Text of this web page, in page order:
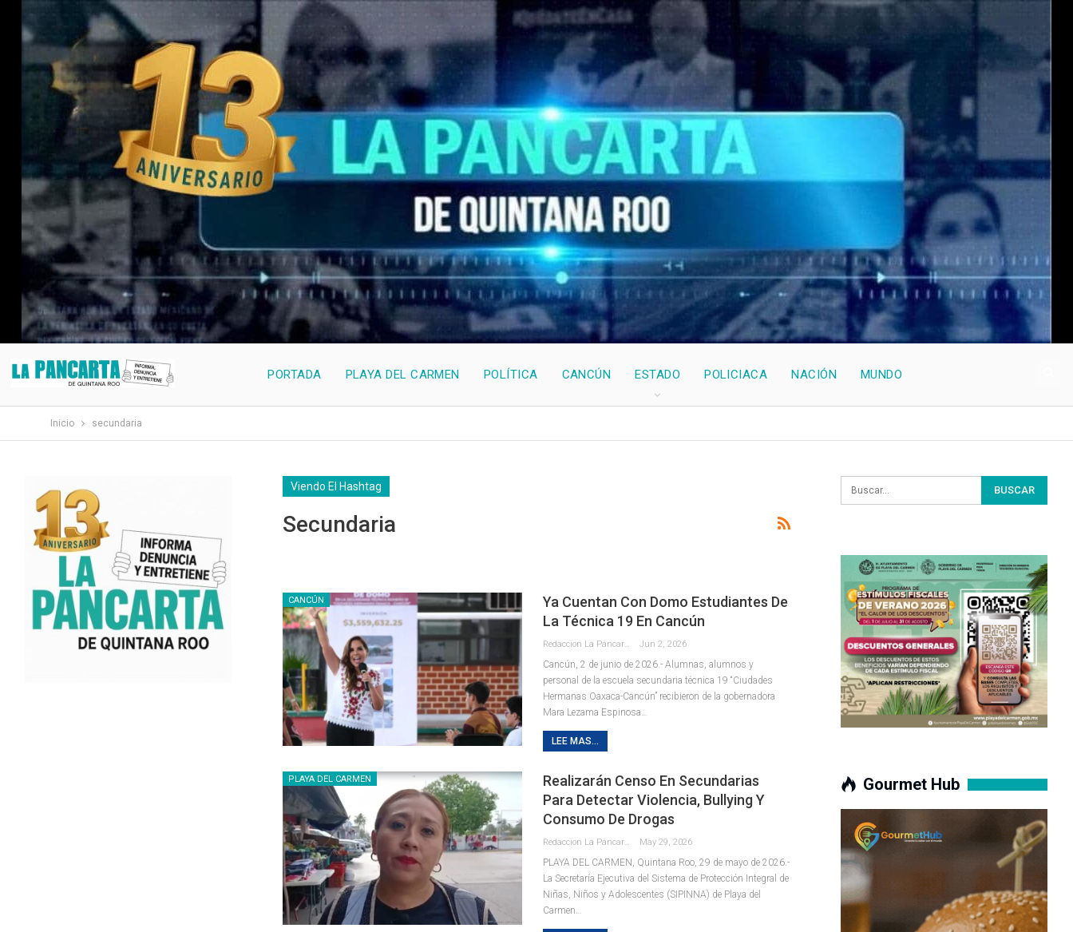
PORTADA PLAYA DEL CARMEN POLÍTICA CANCÚN ESTADO POLICIACA NACIÓN MUNDO
Inicio secundaria
Viendo El Hashtag
Secundaria
CANCÚN
Ya Cuentan Con Domo Estudiantes De
La Técnica 19 En Cancún
Jun 2, 2026
Cancún, 2 de junio de 2026.- Alumnas, alumnos y
personal de la escuela secundaria técnica 19 “Ciudades
Hermanas Oaxaca-Cancún” recibieron de la gobernadora
Mara Lezama Espinosa
LEE MAS...
PLAYA DEL CARMEN
Realizarán Censo En Secundarias
Para Detectar Violencia, Bullying Y
Consumo De Drogas
May 29, 2026
PLAYA DEL CARMEN, Quintana Roo, 29 de mayo de 2026.-
La Secretaría Ejecutiva del Sistema de Protección Integral de
Niñas, Niños y Adolescentes (SIPINNA) de Playa del
Carmen
Gourmet Hub